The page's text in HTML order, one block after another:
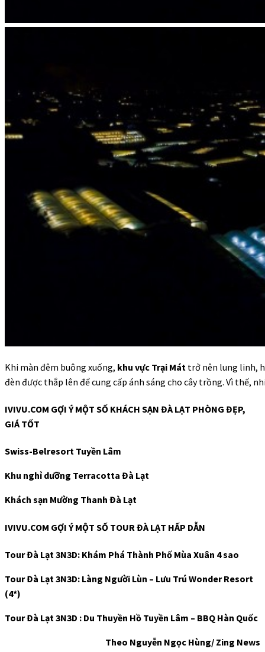
Khi màn đêm buông xuống, khu vực Trại Mát trở nên lung linh,
đèn được thắp lên để cung cấp ánh sáng cho cây trồng. Vì thế,
IVIVU.COM GỢI Ý MỘT SỐ KHÁCH SẠN ĐÀ LẠT PHÒNG ĐẸP,
GIÁ TỐT
Swiss-Belresort Tuyền Lâm
Khu nghỉ dưỡng Terracotta Đà Lạt
Khách sạn Mường Thanh Đà Lạt
IVIVU.COM GỢI Ý MỘT SỐ TOUR ĐÀ LẠT HẤP DẪN
Tour Đà Lạt 3N3D: Khám Phá Thành Phố Mùa Xuân 4 sao
Tour Đà Lạt 3N3D: Làng Người Lùn – Lưu Trú Wonder Resort
(4*)
Tour Đà Lạt 3N3D : Du Thuyền Hồ Tuyền Lâm – BBQ Hàn Quốc
Theo Nguyễn Ngọc Hùng/ Zing News